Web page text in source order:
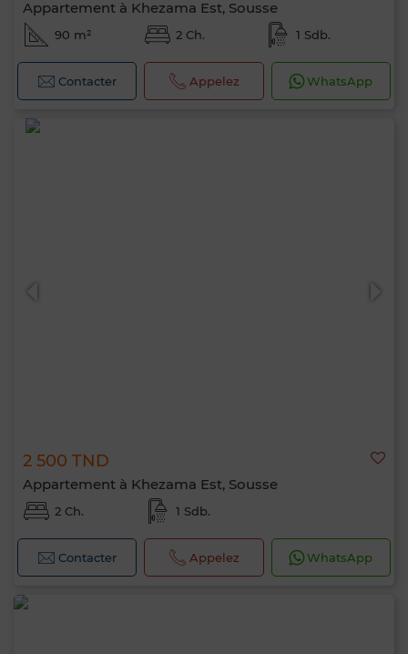
Appartement à Khezama Est, Sousse
90 m² 2 Ch. 1 Sdb.
Contacter Appelez WhatsApp
2 500 TND
Appartement à Khezama Est, Sousse
2 Ch. 1 Sdb.
Contacter Appelez WhatsApp